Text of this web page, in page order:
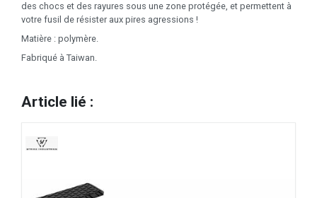
des chocs et des rayures sous une zone protégée, et permettent à
votre fusil de résister aux pires agressions !
Matière : polymère.
Fabriqué à Taiwan.
Article lié :